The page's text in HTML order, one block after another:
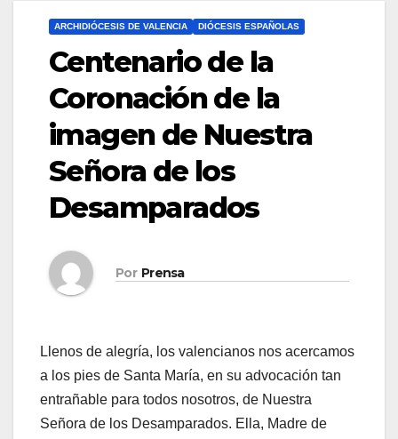
ARCHIDIÓCESIS DE VALENCIA DIÓCESIS ESPAÑOLAS
Centenario de la
Coronación de la
imagen de Nuestra
Señora de los
Desamparados
Por Prensa
Llenos de alegría, los valencianos nos acercamos
a los pies de Santa María, en su advocación tan
entrañable para todos nosotros, de Nuestra
Señora de los Desamparados. Ella, Madre de